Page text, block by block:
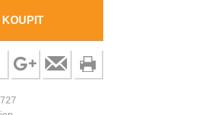
KOUPIT